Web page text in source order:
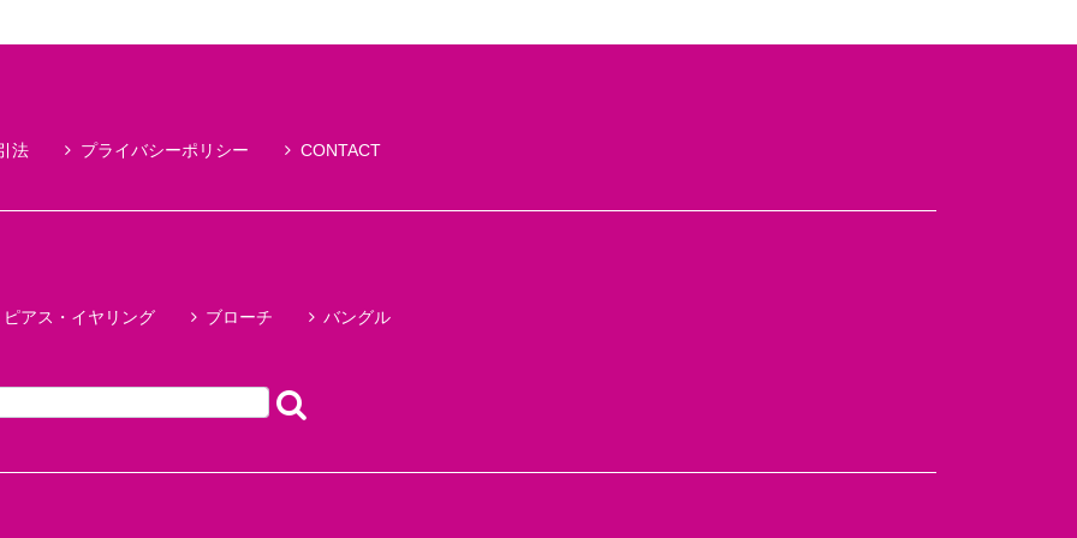
法 プライバシーポリシー CONTACT
ピアス・イヤリング ブローチ バングル